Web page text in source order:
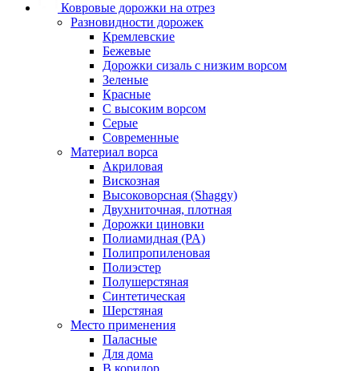
Ковровые дорожки на отрез
Разновидности дорожек
Кремлевские
Бежевые
Дорожки сизаль с низким ворсом
Зеленые
Красные
С высоким ворсом
Серые
Современные
Материал ворса
Акриловая
Вискозная
Высоковорсная (Shaggy)
Двухниточная, плотная
Дорожки циновки
Полиамидная (PA)
Полипропиленовая
Полиэстер
Полушерстяная
Синтетическая
Шерстяная
Место применения
Паласные
Для дома
В коридор